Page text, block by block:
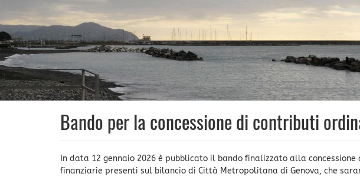
Bando per la concessione di contributi
In data 12 gennaio 2026 è pubblicato il bando finalizzato alla
finanziarie presenti sul bilancio di Città Metropolitana di Genova, che